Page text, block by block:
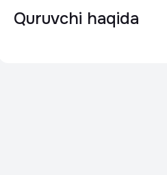
Quruvchi haqida